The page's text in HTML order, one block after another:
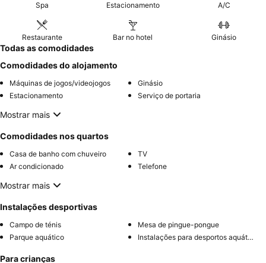
Spa Estacionamento A/C
Restaurante Bar no hotel Ginásio
Todas as comodidades
Comodidades do alojamento
Máquinas de jogos/videojogos
Ginásio
Estacionamento
Serviço de portaria
Mostrar mais
Comodidades nos quartos
Casa de banho com chuveiro
TV
Ar condicionado
Telefone
Mostrar mais
Instalações desportivas
Campo de ténis
Mesa de pingue-pongue
Parque aquático
Instalações para desportos aquáticos
Para crianças